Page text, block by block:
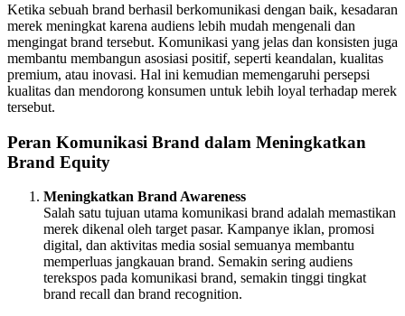
Ketika sebuah brand berhasil berkomunikasi dengan baik, kesadaran
merek meningkat karena audiens lebih mudah mengenali dan
mengingat brand tersebut. Komunikasi yang jelas dan konsisten juga
membantu membangun asosiasi positif, seperti keandalan, kualitas
premium, atau inovasi. Hal ini kemudian memengaruhi persepsi
kualitas dan mendorong konsumen untuk lebih loyal terhadap merek
tersebut.
Peran Komunikasi Brand dalam Meningkatkan
Brand Equity
Meningkatkan Brand Awareness
Salah satu tujuan utama komunikasi brand adalah memastikan
merek dikenal oleh target pasar. Kampanye iklan, promosi
digital, dan aktivitas media sosial semuanya membantu
memperluas jangkauan brand. Semakin sering audiens
terekspos pada komunikasi brand, semakin tinggi tingkat
brand recall dan brand recognition.